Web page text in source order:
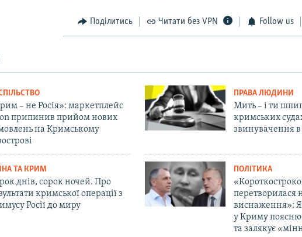
Поділитись Читати без VPN Follow us
– не Росія»: маркетплейс
припинив прийом нових
на Кримському
ПРАВА ЛЮДИНИ
Мить – і ти
кримських
звинувачення
ТА КРИМ
днів, сорок ночей. Про
кримської операції з
Росії до миру
ПОЛІТИКА
перетворилася
виснаження»:
у Криму
та залякує